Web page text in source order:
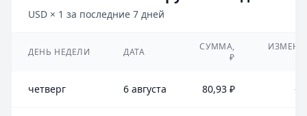
USD × 1 за последние 7 дней
ДЕНЬ НЕДЕЛИ ДАТА
СУММА,
₽
четверг 6 августа 80,93 ₽ -